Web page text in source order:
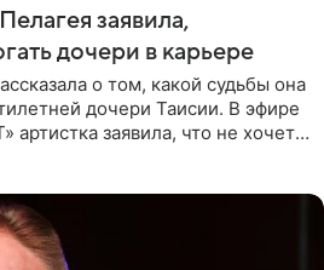
заявила,
дочери в карьере
о том, какой судьбы она
дочери Таисии. В эфире
заявила, что не хочет